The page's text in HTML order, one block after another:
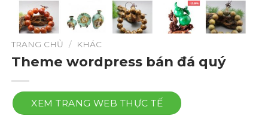
TRANG CHỦ / KHÁC
Theme wordpress bán đá quý
XEM TRANG WEB THỰC TẾ